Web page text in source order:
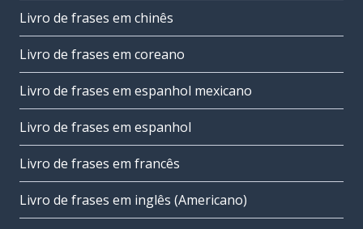
Livro de frases em chinês
Livro de frases em coreano
Livro de frases em espanhol mexicano
Livro de frases em espanhol
Livro de frases em francês
Livro de frases em inglês (Americano)